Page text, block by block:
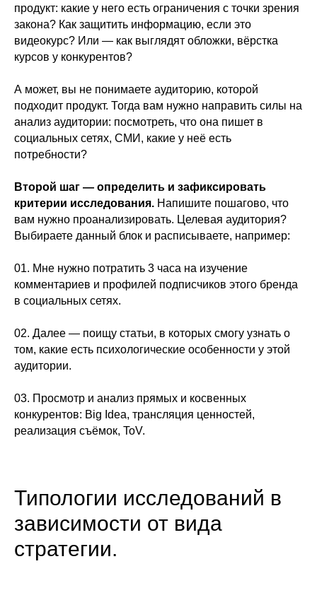
продукт: какие у него есть ограничения с точки зрения
закона? Как защитить информацию, если это
видеокурс? Или — как выглядят обложки, вёрстка
курсов у конкурентов?
А может, вы не понимаете аудиторию, которой
подходит продукт. Тогда вам нужно направить силы на
анализ аудитории: посмотреть, что она пишет в
социальных сетях, СМИ, какие у неё есть
потребности?
Второй шаг — определить и зафиксировать
критерии исследования. Напишите пошагово, что
вам нужно проанализировать. Целевая аудитория?
Выбираете данный блок и расписываете, например:
01. Мне нужно потратить 3 часа на изучение
комментариев и профилей подписчиков этого бренда
в социальных сетях.
02. Далее — поищу статьи, в которых смогу узнать о
том, какие есть психологические особенности у этой
аудитории.
03. Просмотр и анализ прямых и косвенных
конкурентов: Big Idea, трансляция ценностей,
реализация съёмок, ToV.
Типологии исследований в
зависимости от вида
стратегии.